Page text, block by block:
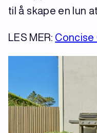
til å skape en lun
LES MER: Concise